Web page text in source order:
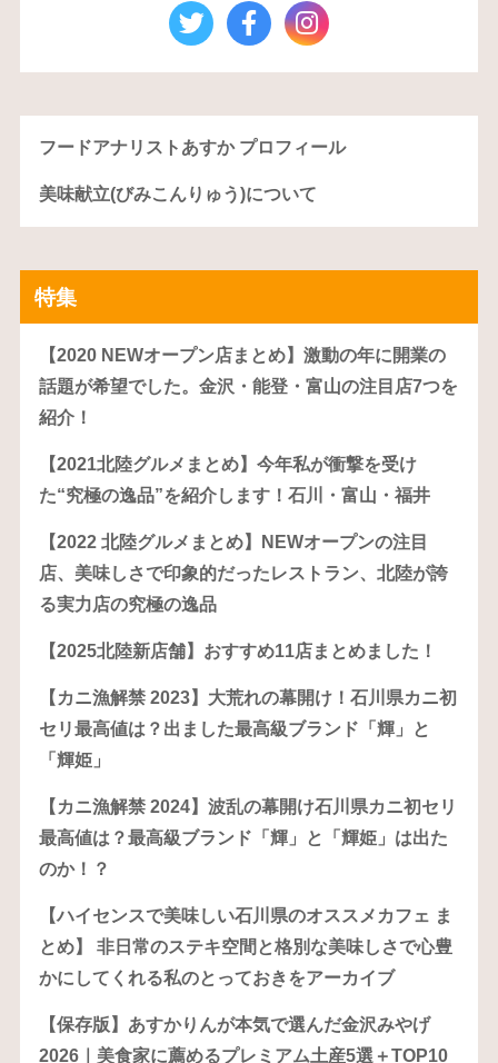
フードアナリストあすか プロフィール
美味献立(びみこんりゅう)について
特集
【2020 NEWオープン店まとめ】激動の年に開業の
話題が希望でした。金沢・能登・富山の注目店7つを
紹介！
【2021北陸グルメまとめ】今年私が衝撃を受け
た“究極の逸品”を紹介します！石川・富山・福井
【2022 北陸グルメまとめ】NEWオープンの注目
店、美味しさで印象的だったレストラン、北陸が誇
る実力店の究極の逸品
【2025北陸新店舗】おすすめ11店まとめました！
【カニ漁解禁 2023】大荒れの幕開け！石川県カニ初
セリ最高値は？出ました最高級ブランド「輝」と
「輝姫」
【カニ漁解禁 2024】波乱の幕開け石川県カニ初セリ
最高値は？最高級ブランド「輝」と「輝姫」は出た
のか！？
【ハイセンスで美味しい石川県のオススメカフェ ま
とめ】 非日常のステキ空間と格別な美味しさで心豊
かにしてくれる私のとっておきをアーカイブ
【保存版】あすかりんが本気で選んだ金沢みやげ
2026｜美食家に薦めるプレミアム土産5選＋TOP10